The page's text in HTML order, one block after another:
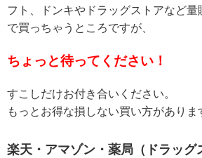
フト、ドンキやドラッグストアなど
で買っちゃうところですが、
ちょっと待ってください！
すこしだけお付き合いください。
もっとお得な損しない買い方がありま
楽天・アマゾン・薬局（ドラッグ